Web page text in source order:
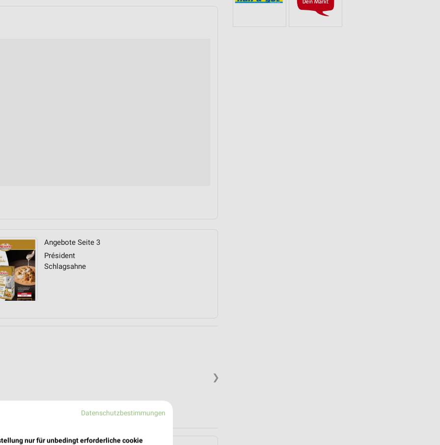
Angebote Seite 3
Président
Schlagsahne
❯
Datenschutzbestimmungen
nur für unbedingt erforderliche cookie